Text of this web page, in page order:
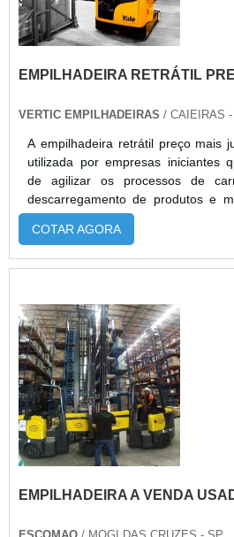
EMPILHADEIRA RETRÁTIL
VERTIC EMPILHADEIRAS / CAIEIRAS
A empilhadeira retrátil preço mais
utilizada por empresas iniciantes
de agilizar os processos de
descarregamento de produtos e
possível utilizar as empilhadeiras
corretamente os paletes nas
locação ou compra da
automatizar os serviços na linha de
COTAR AGORA
EMPILHADEIRA A VENDA